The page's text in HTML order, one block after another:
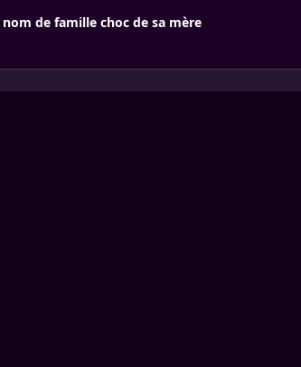
de famille choc de sa mère